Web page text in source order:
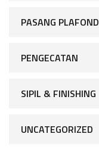
PASANG PLAFOND
PENGECATAN
SIPIL & FINISHING
UNCATEGORIZED